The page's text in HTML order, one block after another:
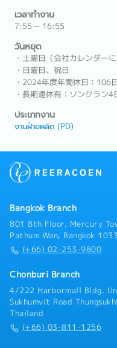
เวลาทำงาน
7:55 ~ 16:55
วันหยุด
・土曜日（会社カレンダーに
・日曜日、祝日
・2024年度年間休日：106日
・長期連休有：ソンクラン4
ประเภทงาน
งานฝ่ายผลิต (PD)
Bangkok Branch
801 8th Floor, Mercury
Pathum Wan, Bangkok
(+66) 02-253-9800
Chonburi Branch
4/222 Harbormall Bldg.
Sukhumvit Road
Thailand
(+66) 03-811-1256